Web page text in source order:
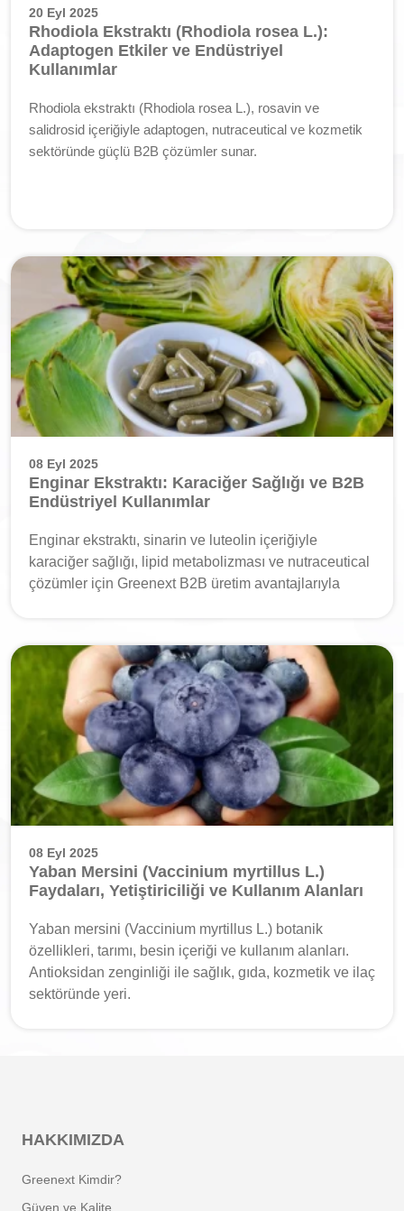
20 Eyl 2025
Rhodiola Ekstraktı (Rhodiola rosea L.):
Adaptogen Etkiler ve Endüstriyel
Kullanımlar
Rhodiola ekstraktı (Rhodiola rosea L.), rosavin ve
salidrosid içeriğiyle adaptogen, nutraceutical ve kozmetik
sektöründe güçlü B2B çözümler sunar.
08 Eyl 2025
Enginar Ekstraktı: Karaciğer Sağlığı ve B2B
Endüstriyel Kullanımlar
Enginar ekstraktı, sinarin ve luteolin içeriğiyle
karaciğer sağlığı, lipid metabolizması ve nutraceutical
çözümler için Greenext B2B üretim avantajlarıyla
08 Eyl 2025
Yaban Mersini (Vaccinium myrtillus L.)
Faydaları, Yetiştiriciliği ve Kullanım Alanları
Yaban mersini (Vaccinium myrtillus L.) botanik
özellikleri, tarımı, besin içeriği ve kullanım alanları.
Antioksidan zenginliği ile sağlık, gıda, kozmetik ve ilaç
sektöründe yeri.
HAKKIMIZDA
Greenext Kimdir?
Güven ve Kalite